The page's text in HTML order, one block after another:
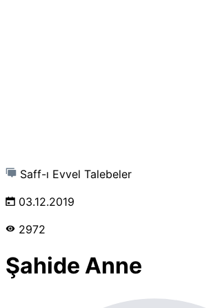
Saff-ı Evvel Talebeler
03.12.2019
2972
Şahide Anne